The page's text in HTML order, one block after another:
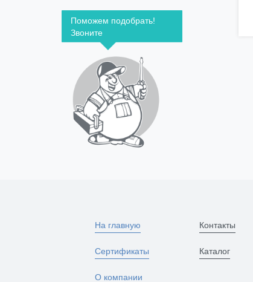
Поможем подобрать!
Звоните
На главную
Сертификаты
О компании
Контакты
Каталог